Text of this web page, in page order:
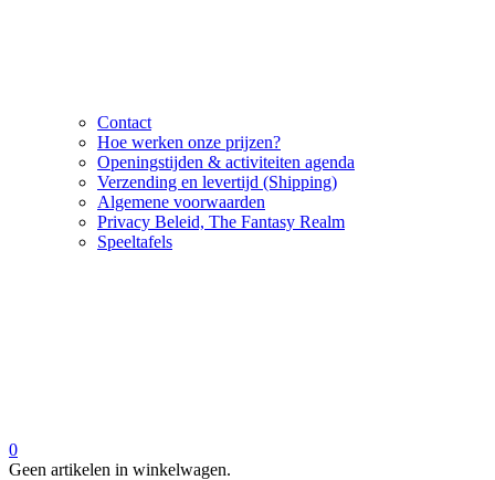
Contact
Hoe werken onze prijzen?
Openingstijden & activiteiten agenda
Verzending en levertijd (Shipping)
Algemene voorwaarden
Privacy Beleid, The Fantasy Realm
Speeltafels
0
Geen artikelen in winkelwagen.